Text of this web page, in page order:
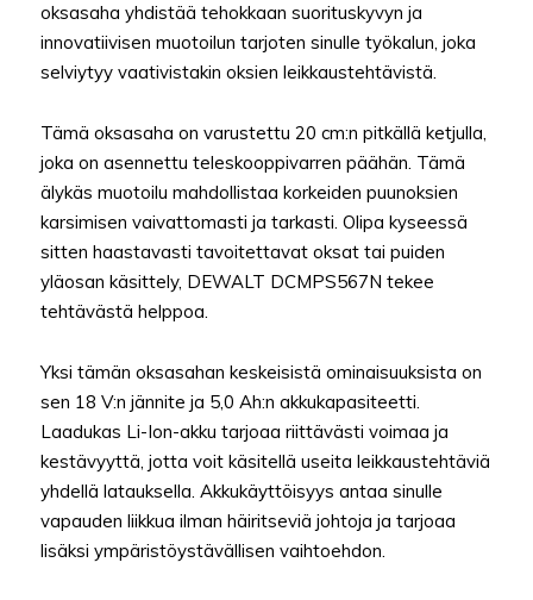
oksasaha yhdistää tehokkaan suorituskyvyn ja
innovatiivisen muotoilun tarjoten sinulle työkalun, joka
selviytyy vaativistakin oksien leikkaustehtävistä.
Tämä oksasaha on varustettu 20 cm:n pitkällä ketjulla,
joka on asennettu teleskooppivarren päähän. Tämä
älykäs muotoilu mahdollistaa korkeiden puunoksien
karsimisen vaivattomasti ja tarkasti. Olipa kyseessä
sitten haastavasti tavoitettavat oksat tai puiden
yläosan käsittely, DEWALT DCMPS567N tekee
tehtävästä helppoa.
Yksi tämän oksasahan keskeisistä ominaisuuksista on
sen 18 V:n jännite ja 5,0 Ah:n akkukapasiteetti.
Laadukas Li-Ion-akku tarjoaa riittävästi voimaa ja
kestävyyttä, jotta voit käsitellä useita leikkaustehtäviä
yhdellä latauksella. Akkukäyttöisyys antaa sinulle
vapauden liikkua ilman häiritseviä johtoja ja tarjoaa
lisäksi ympäristöystävällisen vaihtoehdon.